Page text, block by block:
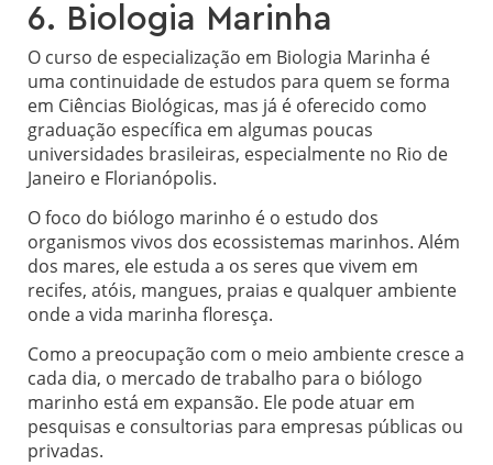
6. Biologia Marinha
O curso de especialização em Biologia Marinha é
uma continuidade de estudos para quem se forma
em Ciências Biológicas, mas já é oferecido como
graduação específica em algumas poucas
universidades brasileiras, especialmente no Rio de
Janeiro e Florianópolis.
O foco do biólogo marinho é o estudo dos
organismos vivos dos ecossistemas marinhos. Além
dos mares, ele estuda a os seres que vivem em
recifes, atóis, mangues, praias e qualquer ambiente
onde a vida marinha floresça.
Como a preocupação com o meio ambiente cresce a
cada dia, o mercado de trabalho para o biólogo
marinho está em expansão. Ele pode atuar em
pesquisas e consultorias para empresas públicas ou
privadas.